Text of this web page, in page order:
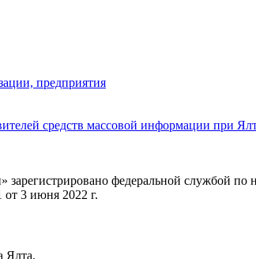
предприятия
средств массовой информации при
зарегистрировано федеральной службой
3 июня 2022 г.
Ялта.